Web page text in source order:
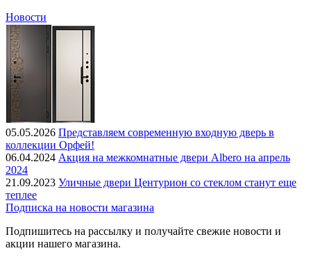
Новости
05.05.2026 Представляем современную входную дверь в
коллекции Орфей!
06.04.2024 Акция на межкомнатные двери Albero на апрель
2024
21.09.2023 Уличные двери Центурион со стеклом станут еще
теплее
Подписка на новости магазина
Подпишитесь на рассылку и получайте свежие новости и
акции нашего магазина.